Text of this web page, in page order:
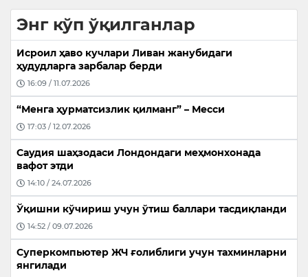
Энг кўп ўқилганлар
Исроил ҳаво кучлари Ливан жанубидаги
ҳудудларга зарбалар берди
16:09 / 11.07.2026
“Менга ҳурматсизлик қилманг” – Месси
17:03 / 12.07.2026
Саудия шаҳзодаси Лондондаги меҳмонхонада
вафот этди
14:10 / 24.07.2026
Ўқишни кўчириш учун ўтиш баллари тасдиқланди
14:52 / 09.07.2026
Суперкомпьютер ЖЧ ғолиблиги учун тахминларни
янгилади